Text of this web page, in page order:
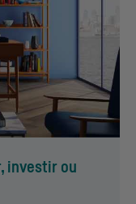
investir ou